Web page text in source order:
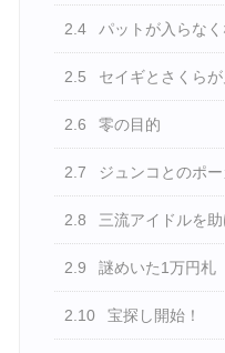
2.4 パットが入らなく
2.5 セイギとさくら
2.6 零の目的
2.7 ジュンコとのポ
2.8 三流アイドルを助
2.9 謎めいた1万円札
2.10 宝探し開始！